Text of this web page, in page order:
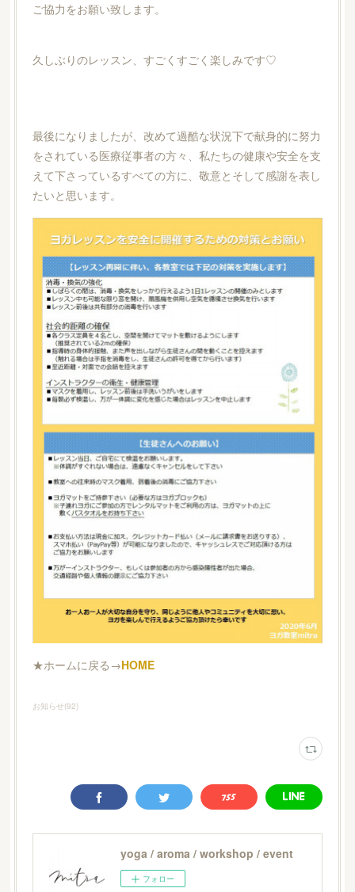
ご協力をお願い致します。
久しぶりのレッスン、すごくすごく楽しみです♡
最後になりましたが、改めて過酷な状況下で献身的に努力
をされている医療従事者の方々、私たちの健康や安全を支
えて下さっているすべての方に、敬意とそして感謝を表し
たいと思います。
★ホームに戻る→HOME
お知らせ(92)
yoga / aroma / workshop / event
フォロー